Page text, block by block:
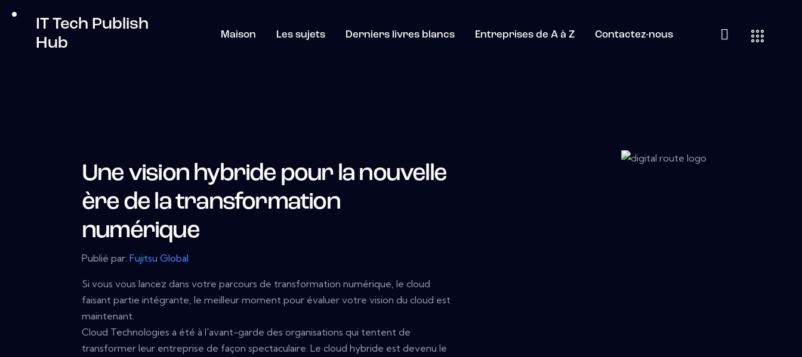
IT Tech Publish
Hub
Maison Les sujets Derniers livres blancs Entreprises de A à Z Contactez-nous
Une vision hybride pour la nouvelle
ère de la transformation
numérique
Publié par: Fujitsu Global
Si vous vous lancez dans votre parcours de transformation numérique, le cloud
faisant partie intégrante, le meilleur moment pour évaluer votre vision du cloud est
maintenant.
Cloud Technologies a été à l'avant-garde des organisations qui tentent de
transformer leur entreprise de façon spectaculaire. Le cloud hybride est devenu le